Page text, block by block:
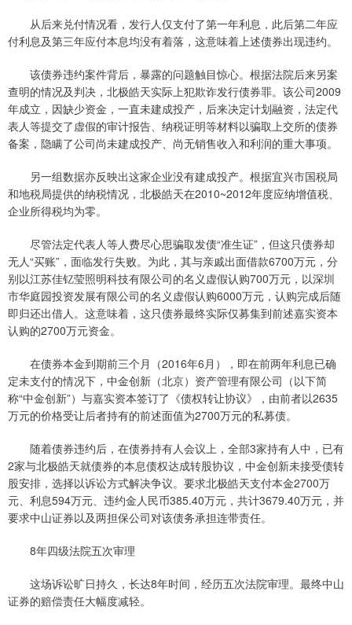
从后来兑付情况看，发行人仅支付了第一年利息，此后第二年应
付利息及第三年应付本息均没有着落，这意味着上述债券出现违约。
该债券违约案件背后，暴露的问题触目惊心。根据法院后来另案
查明的情况及判决，北极皓天实际上犯欺诈发行债券罪。该公司2009
年成立，因缺少资金，一直未建成投产，后来决定计划融资，法定代
表人等提交了虚假的审计报告、纳税证明等材料以骗取上交所的债券
备案，隐瞒了公司尚未建成投产、尚无销售收入和利润的重大事项。
另一组数据亦反映出这家企业没有建成投产。根据宜兴市国税局
和地税局提供的纳税情况，北极皓天在2010~2012年度应纳增值税、
企业所得税均为零。
尽管法定代表人等人费尽心思骗取发债“准生证”，但这只债券却
无人“买账”，面临发行失败。为此，其与亲戚出面借款6700万元，分
别以江苏佳钇莹照明科技有限公司的名义虚假认购700万元，以深圳
市华庭园投资发展有限公司的名义虚假认购6000万元，认购完成后随
即归还出借人。这意味着，这只债券最终实际仅募集到前述嘉实资本
认购的2700万元资金。
在债券本金到期前三个月（2016年6月），即在前两年利息已确
定未支付的情况下，中金创新（北京）资产管理有限公司（以下简
称“中金创新”）与嘉实资本签订了《债权转让协议》，由前者以2635
万元的价格受让后者持有的前述面值为2700万元的私募债。
随着债券违约后，在债券持有人会议上，全部3家持有人中，已有
2家与北极皓天就债券的本息债权达成转股协议，中金创新未接受债转
股安排，选择以诉讼方式解决争议。要求北极皓天支付本金2700万
元、利息594万元、违约金人民币385.40万元，共计3679.40万元，并
要求中山证券以及两担保公司对该债务承担连带责任。
8年四级法院五次审理
这场诉讼旷日持久，长达8年时间，经历五次法院审理。最终中山
证券的赔偿责任大幅度减轻。